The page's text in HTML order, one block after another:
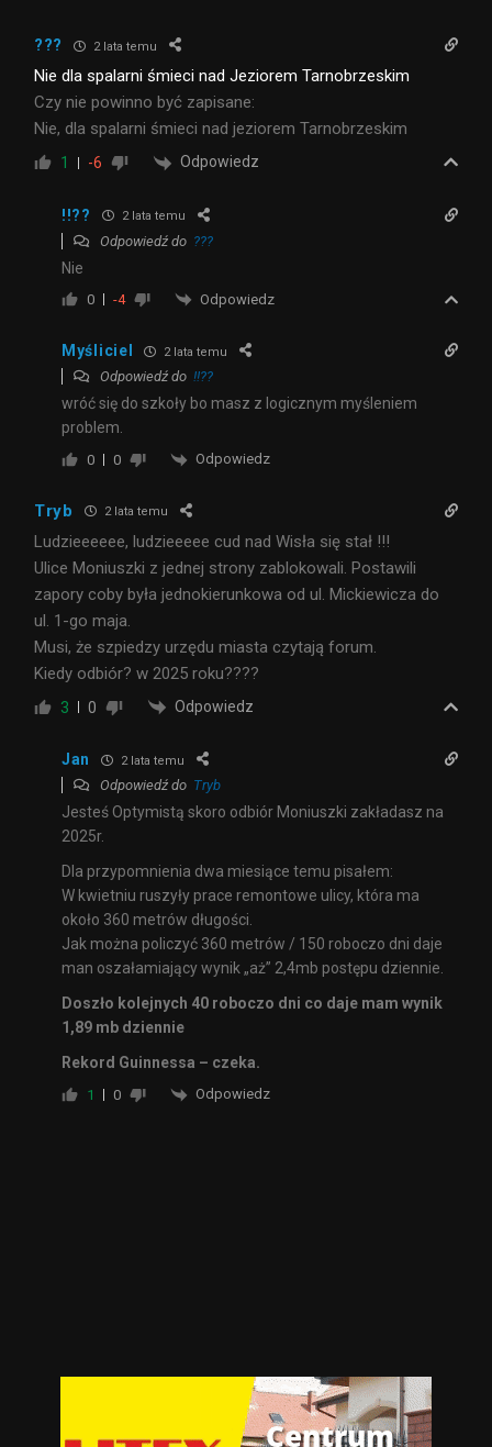
??? 2 lata temu
Nie dla spalarni śmieci nad Jeziorem Tarnobrzeskim
Czy nie powinno być zapisane:
Nie, dla spalarni śmieci nad jeziorem Tarnobrzeskim
1 -6 Odpowiedz
!!?? 2 lata temu
Odpowiedź do ???
Nie
0 -4 Odpowiedz
Myśliciel 2 lata temu
Odpowiedź do !!??
wróć się do szkoły bo masz z logicznym myśleniem
problem.
0 0 Odpowiedz
Tryb 2 lata temu
Ludzieeeeee, ludzieeeee cud nad Wisła się stał !!!
Ulice Moniuszki z jednej strony zablokowali. Postawili
zapory coby była jednokierunkowa od ul. Mickiewicza do
ul. 1-go maja.
Musi, że szpiedzy urzędu miasta czytają forum.
Kiedy odbiór? w 2025 roku????
3 0 Odpowiedz
Jan 2 lata temu
Odpowiedź do Tryb
Jesteś Optymistą skoro odbiór Moniuszki zakładasz na
2025r.
Dla przypomnienia dwa miesiące temu pisałem:
W kwietniu ruszyły prace remontowe ulicy, która ma
około 360 metrów długości.
Jak można policzyć 360 metrów / 150 roboczo dni daje
man oszałamiający wynik „aż” 2,4mb postępu dziennie.
Doszło kolejnych 40 roboczo dni co daje mam wynik
1,89 mb dziennie
Rekord Guinnessa – czeka.
1 0 Odpowiedz